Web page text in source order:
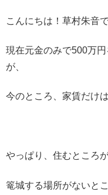
こんにちは！草村朱音で
現在元金のみで500万
が、
今のところ、家賃だけ
やっぱり、住むところ
篭城する場所がないと